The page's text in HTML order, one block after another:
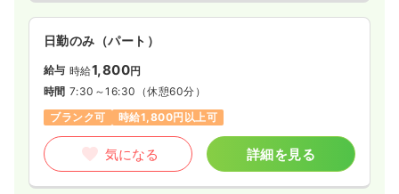
日勤のみ（パート）
給与 時給1,800円
時間 7:30～16:30 （休憩60分）
ブランク可
時給1,800円以上可
気になる 詳細を見る